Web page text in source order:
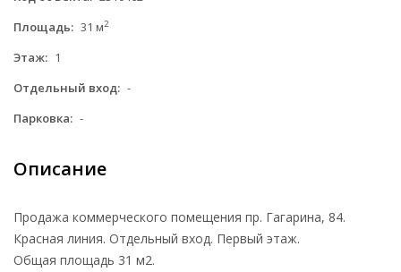
Площадь: 31 м2
Этаж: 1
Отдельный вход: -
Парковка: -
Описание
Продажа коммерческого помещения пр. Гагарина, 84.
Красная линия. Отдельный вход. Первый этаж.
Общая площадь 31 м2.